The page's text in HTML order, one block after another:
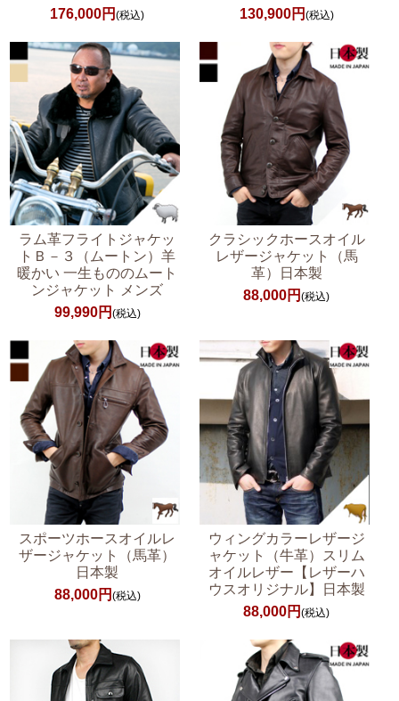
176,000円(税込)
130,900円 (税込)
ラム革フライトジャケッ
トＢ－３（ムートン）羊
暖かい 一生もののムート
ンジャケット メンズ
99,990円 (税込)
クラシックホースオイル
レザージャケット（馬
革）日本製
88,000円(税込)
スポーツホースオイルレ
ザージャケット（馬革）
日本製
88,000円 (税込)
ウィングカラーレザージ
ャケット（牛革）スリム
オイルレザー【レザーハ
ウスオリジナル】日本製
88,000円(税込)